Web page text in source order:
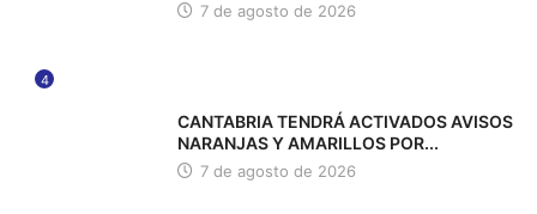
7 de agosto de 2026
4
CANTABRIA TENDRÁ ACTIVADOS AVISOS
NARANJAS Y AMARILLOS POR...
7 de agosto de 2026